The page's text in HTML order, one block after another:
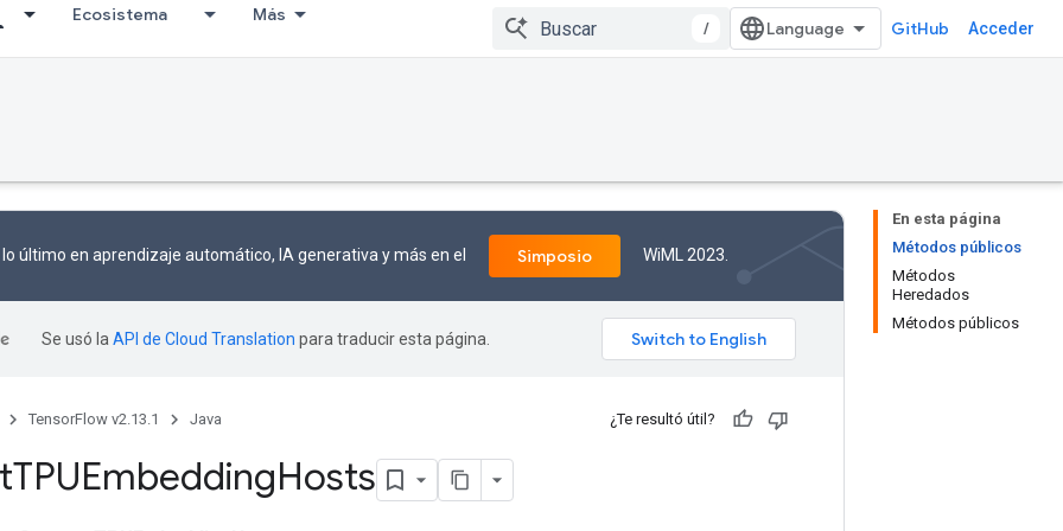
Ecosistema Más
/ GitHub Acceder
En esta página
Métodos públicos
Métodos
Heredados
Métodos públicos
último en aprendizaje automático, IA generativa y más en el Simposio WiML 2023.
Se usó la API de Cloud Translation para traducir esta página.
TensorFlow v2.13.1 Java ¿Te resultó útil?
TPUEmbeddingHosts